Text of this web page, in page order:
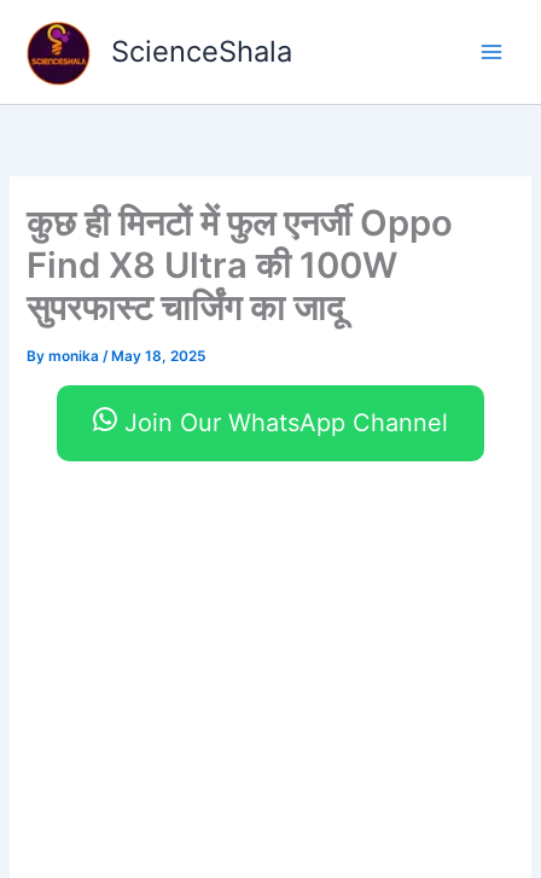
content
ScienceShala
कुछ ही मिनटों में फुल एनर्जी Oppo
Find X8 Ultra की 100W
सुपरफास्ट चार्जिंग का जादू
Bymonika/ May 18, 2025
Join Our WhatsApp Channel